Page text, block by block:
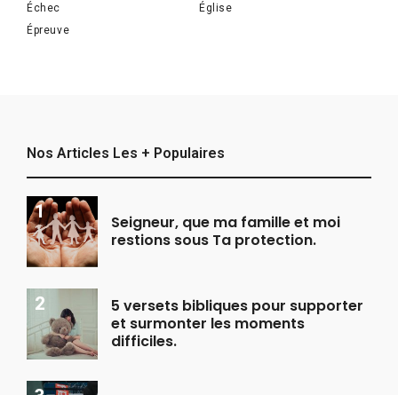
Échec
Église
Épreuve
Nos Articles Les + Populaires
Seigneur, que ma famille et moi
restions sous Ta protection.
5 versets bibliques pour supporter
et surmonter les moments
difficiles.